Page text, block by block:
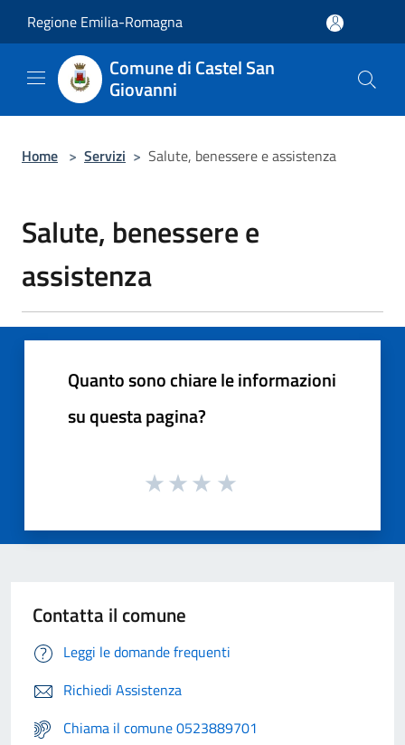
Regione Emilia-Romagna
Comune di Castel San
Giovanni
Home > Servizi > Salute, benessere e assistenza
Salute, benessere e
assistenza
Quanto sono chiare le informazioni
su questa pagina?
Contatta il comune
Leggi le domande frequenti
Richiedi Assistenza
Chiama il comune 0523889701